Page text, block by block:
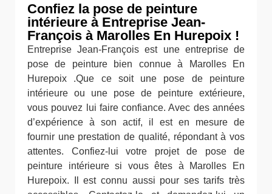
Confiez la pose de peinture
intérieure à Entreprise Jean-
François à Marolles En Hurepoix !
Entreprise Jean-François est une entreprise de
pose de peinture bien connue à Marolles En
Hurepoix .Que ce soit une pose de peinture
intérieure ou une pose de peinture extérieure,
vous pouvez lui faire confiance. Avec des années
d’expérience à son actif, il est en mesure de
fournir une prestation de qualité, répondant à vos
attentes. Confiez-lui votre projet de pose de
peinture intérieure si vous êtes à Marolles En
Hurepoix. Il est connu aussi pour ses tarifs très